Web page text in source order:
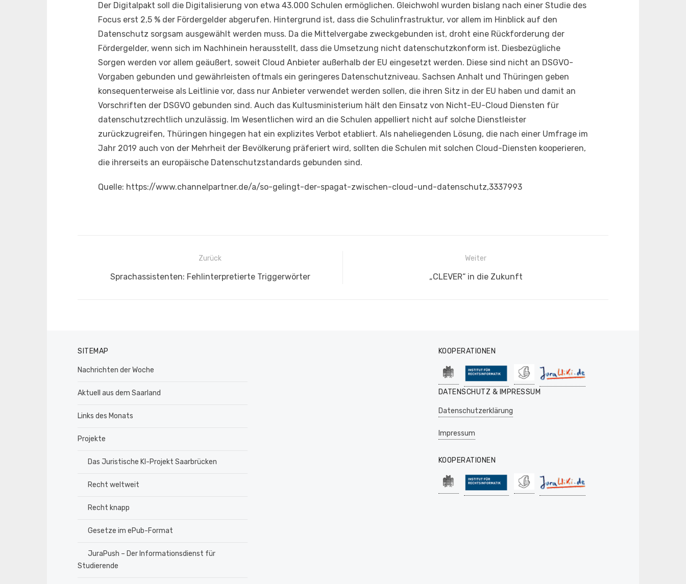
Der Digitalpakt soll die Digitalisierung von etwa 43.000 Schulen ermöglichen. Gleichwohl wurden bislang nach einer Studie des
Focus erst 2,5 % der Fördergelder abgerufen. Hintergrund ist, dass die Schulinfrastruktur, vor allem im Hinblick auf den
Datenschutz sorgsam ausgewählt werden muss. Da die Mittelvergabe zweckgebunden ist, droht eine Rückforderung der
Fördergelder, wenn sich im Nachhinein herausstellt, dass die Umsetzung nicht datenschutzkonform ist. Diesbezügliche
Sorgen werden vor allem geäußert, soweit Cloud Anbieter außerhalb der EU eingesetzt werden. Diese sind nicht an DSGVO-
Vorgaben gebunden und gewährleisten oftmals ein geringeres Datenschutzniveau. Sachsen Anhalt und Thüringen geben
konsequenterweise als Leitlinie vor, dass nur Anbieter verwendet werden sollen, die ihren Sitz in der EU haben und damit an
Vorschriften der DSGVO gebunden sind. Auch das Kultusministerium hält den Einsatz von Nicht-EU-Cloud Diensten für
datenschutzrechtlich unzulässig. Im Wesentlichen wird an die Schulen appelliert nicht auf solche Dienstleister
zurückzugreifen, Thüringen hingegen hat ein explizites Verbot etabliert. Als naheliegenden Lösung, die nach einer Umfrage im
Jahr 2019 auch von der Mehrheit der Bevölkerung präferiert wird, sollten die Schulen mit solchen Cloud-Diensten kooperieren,
die ihrerseits an europäische Datenschutzstandards gebunden sind.
Quelle: https://www.channelpartner.de/a/so-gelingt-der-spagat-zwischen-cloud-und-datenschutz,3337993
BeitragsnavigationZurück
Vorheriger
Sprachassistenten: Fehlinterpretierte Triggerwörter
Weiter
Nächster
„CLEVER“ in die Zukunft
SITEMAP
Nachrichten der Woche
Aktuell aus dem Saarland
Links des Monats
Projekte
Das Juristische KI-Projekt Saarbrücken
Recht weltweit
Recht knapp
Gesetze im ePub-Format
JuraPush – Der Informationsdienst für
Studierende
KOOPERATIONEN
DATENSCHUTZ & IMPRESSUM
Datenschutzerklärung
Impressum
KOOPERATIONEN